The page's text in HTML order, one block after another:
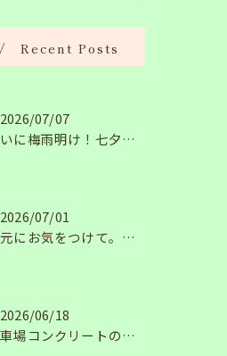
Recent Posts
2026/07/07
ついに梅雨明け！七夕の夜に願う安心の住まいと、夏の塗装・雨漏り対策
2026/07/01
足元にお気をつけて。梅雨の季節を安全・快適に乗り切るコツ
2026/06/18
駐車場コンクリートのひび割れは放置NG？原因と補修工事の施工事例を紹介